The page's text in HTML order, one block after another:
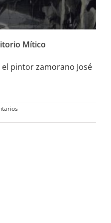
Mítico
pintor zamorano José